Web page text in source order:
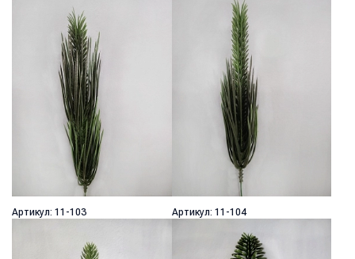
Артикул: 11-103 Артикул: 11-104